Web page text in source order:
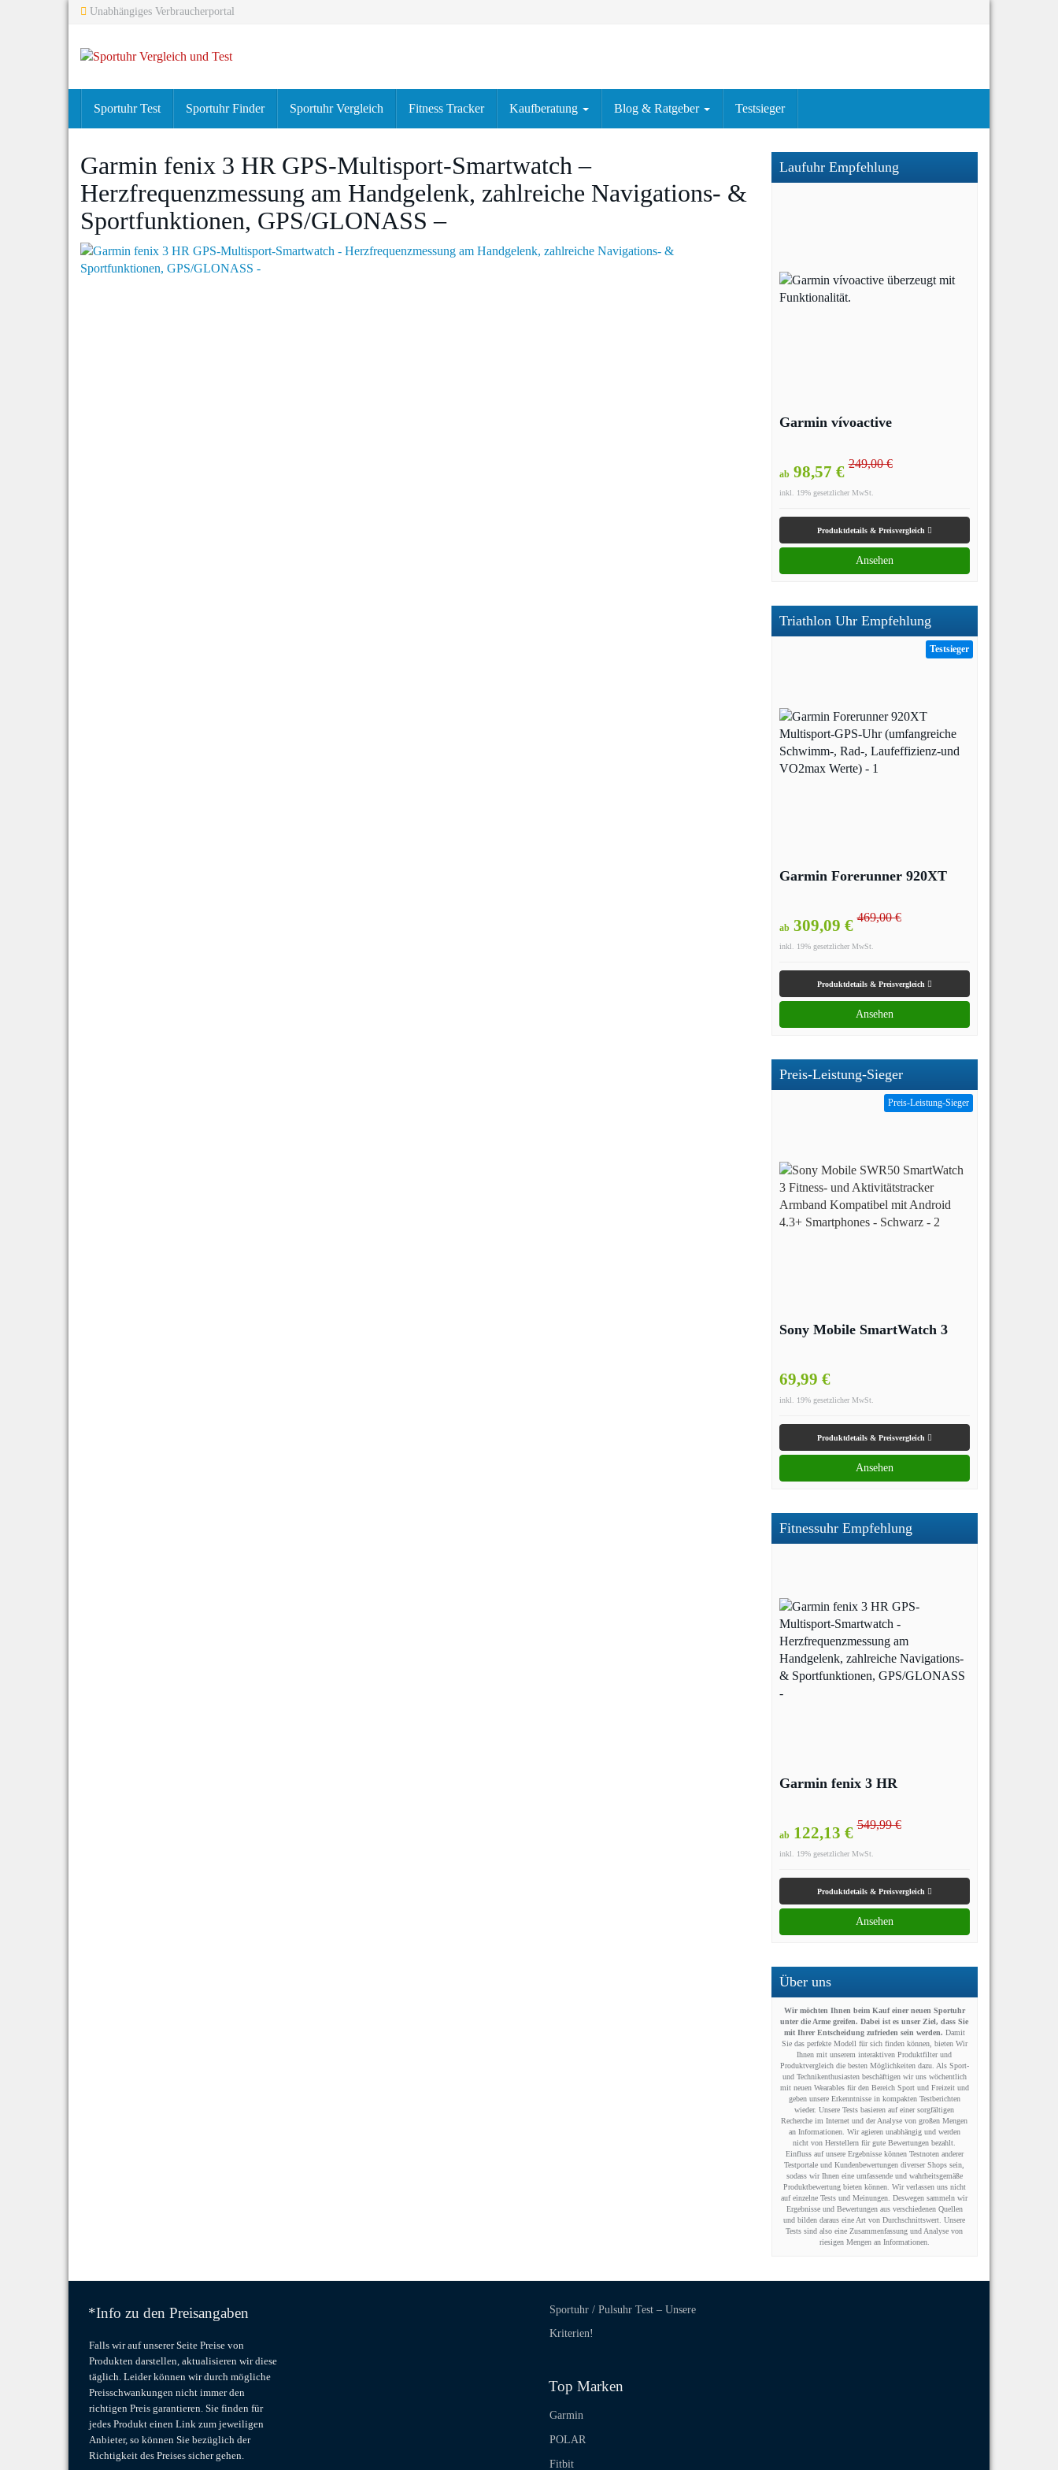
Unabhängiges Verbraucherportal
Sportuhr Test Sportuhr Finder Sportuhr Vergleich Fitness Tracker Kaufberatung Blog & Ratgeber Testsieger
Garmin fenix 3 HR GPS-Multisport-Smartwatch –
Herzfrequenzmessung am Handgelenk, zahlreiche Navigations- &
Sportfunktionen, GPS/GLONASS –
Laufuhr Empfehlung
Garmin vívoactive
ab98,57 € 249,00 €
inkl. 19% gesetzlicher MwSt.
Produktdetails & Preisvergleich
Ansehen
Triathlon Uhr Empfehlung
Testsieger
Garmin Forerunner 920XT
ab309,09 € 469,00 €
inkl. 19% gesetzlicher MwSt.
Produktdetails & Preisvergleich
Ansehen
Preis-Leistung-Sieger
Preis-Leistung-Sieger
Sony Mobile SmartWatch 3
69,99 €
inkl. 19% gesetzlicher MwSt.
Produktdetails & Preisvergleich
Ansehen
Fitnessuhr Empfehlung
Garmin fenix 3 HR
ab122,13 € 549,99 €
inkl. 19% gesetzlicher MwSt.
Produktdetails & Preisvergleich
Ansehen
Über uns
Wir möchten Ihnen beim Kauf einer neuen Sportuhr
unter die Arme greifen. Dabei ist es unser Ziel, dass Sie
mit Ihrer Entscheidung zufrieden sein werden. Damit
Sie das perfekte Modell für sich finden können, bieten Wir
Ihnen mit unserem interaktiven Produktfilter und
Produktvergleich die besten Möglichkeiten dazu. Als Sport-
und Technikenthusiasten beschäftigen wir uns wöchentlich
mit neuen Wearables für den Bereich Sport und Freizeit und
geben unsere Erkenntnisse in kompakten Testberichten
wieder. Unsere Tests basieren auf einer sorgfältigen
Recherche im Internet und der Analyse von großen Mengen
an Informationen. Wir agieren unabhängig und werden
nicht von Herstellern für gute Bewertungen bezahlt.
Einfluss auf unsere Ergebnisse können Testnoten anderer
Testportale und Kundenbewertungen diverser Shops sein,
sodass wir Ihnen eine umfassende und wahrheitsgemäße
Produktbewertung bieten können. Wir verlassen uns nicht
auf einzelne Tests und Meinungen. Deswegen sammeln wir
Ergebnisse und Bewertungen aus verschiedenen Quellen
und bilden daraus eine Art von Durchschnittswert. Unsere
Tests sind also eine Zusammenfassung und Analyse von
riesigen Mengen an Informationen.
*Info zu den Preisangaben
Falls wir auf unserer Seite Preise von
Produkten darstellen, aktualisieren wir diese
täglich. Leider können wir durch mögliche
Preisschwankungen nicht immer den
richtigen Preis garantieren. Sie finden für
jedes Produkt einen Link zum jeweiligen
Anbieter, so können Sie bezüglich der
Richtigkeit des Preises sicher gehen.
Sportuhr / Pulsuhr Test – Unsere
Kriterien!
Top Marken
Garmin
POLAR
Fitbit